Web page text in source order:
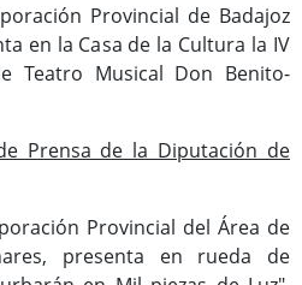
Provincial de Badajoz
en la Casa de la Cultura la IV
Teatro Musical Don Benito-
Prensa de la Diputación de
Provincial del Área de
presenta en rueda de